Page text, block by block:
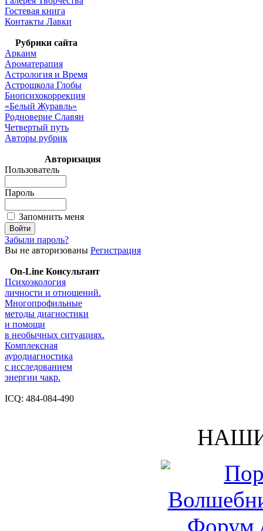
Гостевая книга
Контакты Лавки
Рубрики сайта
Аркаим
Ароматерапия
Астрология и Время
Астрошкола Глобы
Биопсихокоррекция
«Белый Журавль»
Родноверие Славян
Четвертый путь
Авторы рубрик
Авторизация
Пользователь
Пароль
Запомнить меня
Забыли пароль?
Вы не авторизованы Регистрация
On-Line Консультант
Психоэкология
личности и отношений.
Многопрофильные
методы диагностики
и помощи
в необычных ситуациях.
Комплексная
ауродиагностика
с исследованием
энергии чакр.
ICQ: 484-084-490